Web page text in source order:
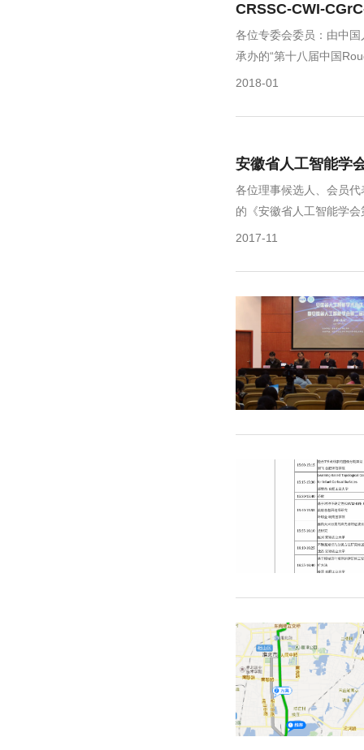
CRSSC-CWI-
各位专委会委员：由中
承办的“第十八届中国
2018-01
安徽省人工智能学
各位理事候选人、会员
的《安徽省人工智能学
2017-11